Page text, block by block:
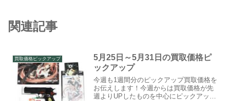
関連記事
買取価格ピックアップ
5月25日～5月31日の買取価格ピ
ックアップ
今週も1週間分のピックアップ買取価格を
お伝えします！今週からは買取価格が先
週よりUPしたものを中心にピックアッ